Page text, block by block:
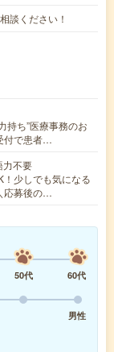
談ください！
持ち”医療事務のお
付で患者…
力不要
少しでも気になる
応募後の…
50代
60代
男性